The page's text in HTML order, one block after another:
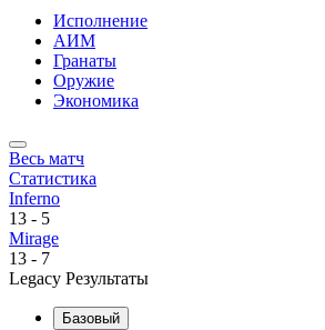
Исполнение
AИМ
Гранаты
Оружие
Экономика
Весь матч
Статистика
Inferno
13 - 5
Mirage
13 - 7
Legacy Результаты
Базовый